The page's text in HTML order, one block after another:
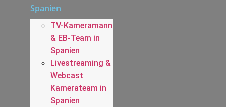
Spanien
TV-Kameramann
& EB-Team in
Spanien
Livestreaming &
Webcast
Kamerateam in
Spanien